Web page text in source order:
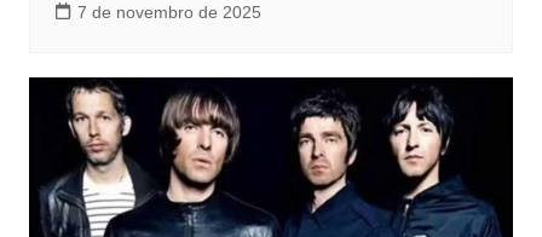
7 de novembro de 2025